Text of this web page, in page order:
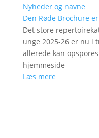
Nyheder og navne
Den Røde Brochure
Det store
unge 2025-26 er nu i
allerede kan
hjemmeside
Læs mere